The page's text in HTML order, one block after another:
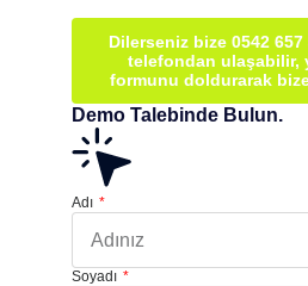
Dilerseniz bize 0542 657
telefondan ulaşabilir,
formunu doldurarak
Demo Talebinde Bulun.
Adı
Soyadı